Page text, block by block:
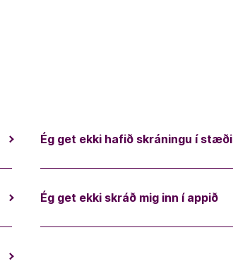
Ég get ekki hafið skráningu í stæði
Ég get ekki skráð mig inn í appið